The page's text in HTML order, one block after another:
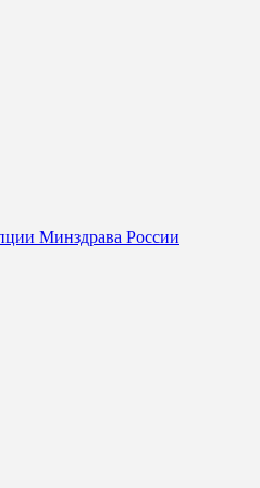
Минздрава России